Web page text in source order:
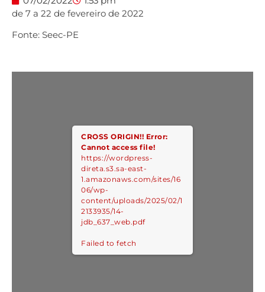
de 7 a 22 de fevereiro de 2022
Fonte: Seec-PE
CROSS ORIGIN!! Error:
Cannot access file!
https://wordpress-
direta.s3.sa-east-
1.amazonaws.com/sites/16
06/wp-
content/uploads/2025/02/1
2133935/14-
jdb_637_web.pdf
Failed to fetch